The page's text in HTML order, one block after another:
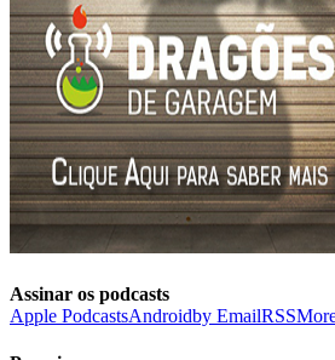
Assinar os podcasts
Apple PodcastsAndroidby EmailRSS